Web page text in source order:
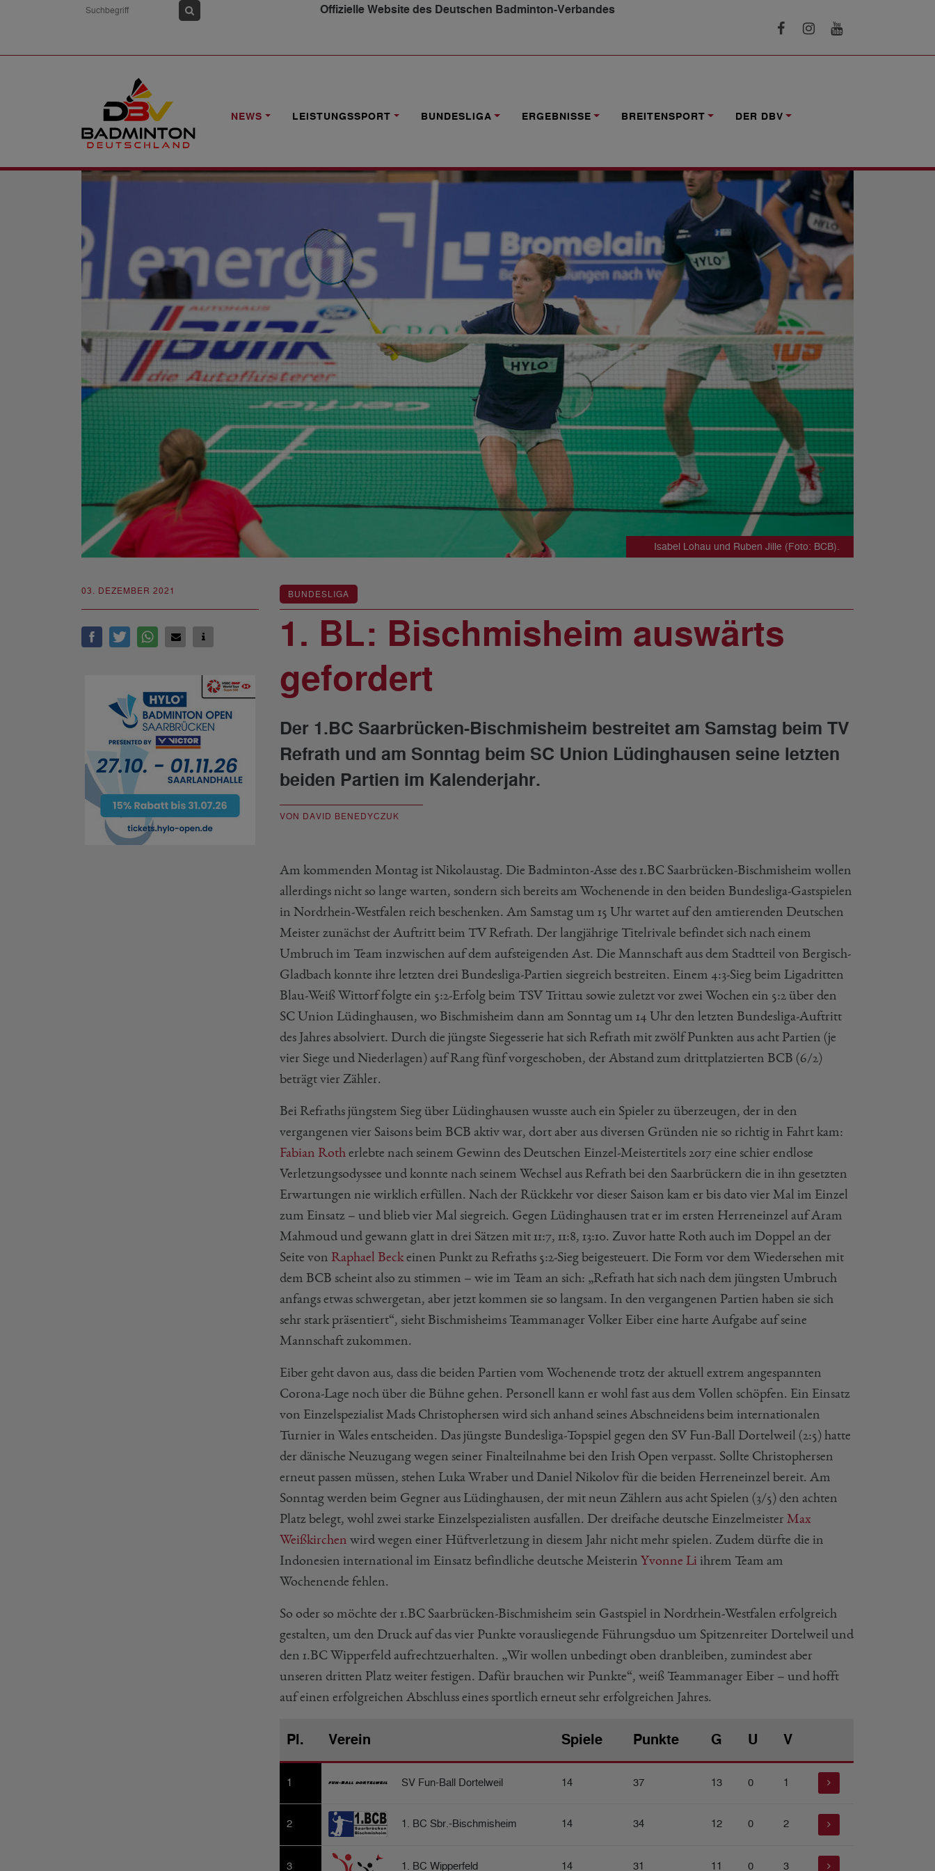
Offizielle Website des Deutschen Badminton-Verbandes
NEWS LEISTUNGSSPORT BUNDESLIGA ERGEBNISSE BREITENSPORT DER DBV
NEWS
Isabel Lohau und Ruben Jille (Foto: BCB).
03. DEZEMBER 2021 BUNDESLIGA
1. BL: Bischmisheim auswärts
gefordert
Der 1.BC Saarbrücken-Bischmisheim bestreitet am Samstag beim TV
Refrath und am Sonntag beim SC Union Lüdinghausen seine letzten
beiden Partien im Kalenderjahr.
VON DAVID BENEDYCZUK
Am kommenden Montag ist Nikolaustag. Die Badminton-Asse des 1.BC Saarbrücken-Bischmisheim wollen
allerdings nicht so lange warten, sondern sich bereits am Wochenende in den beiden Bundesliga-Gastspielen
in Nordrhein-Westfalen reich beschenken. Am Samstag um 15 Uhr wartet auf den amtierenden Deutschen
Meister zunächst der Auftritt beim TV Refrath. Der langjährige Titelrivale befindet sich nach einem
Umbruch im Team inzwischen auf dem aufsteigenden Ast. Die Mannschaft aus dem Stadtteil von Bergisch-
Gladbach konnte ihre letzten drei Bundesliga-Partien siegreich bestreiten. Einem 4:3-Sieg beim Ligadritten
Blau-Weiß Wittorf folgte ein 5:2-Erfolg beim TSV Trittau sowie zuletzt vor zwei Wochen ein 5:2 über den
SC Union Lüdinghausen, wo Bischmisheim dann am Sonntag um 14 Uhr den letzten Bundesliga-Auftritt
des Jahres absolviert. Durch die jüngste Siegesserie hat sich Refrath mit zwölf Punkten aus acht Partien (je
vier Siege und Niederlagen) auf Rang fünf vorgeschoben, der Abstand zum drittplatzierten BCB (6/2)
beträgt vier Zähler.
Bei Refraths jüngstem Sieg über Lüdinghausen wusste auch ein Spieler zu überzeugen, der in den
vergangenen vier Saisons beim BCB aktiv war, dort aber aus diversen Gründen nie so richtig in Fahrt kam:
Fabian Roth erlebte nach seinem Gewinn des Deutschen Einzel-Meistertitels 2017 eine schier endlose
Verletzungsodyssee und konnte nach seinem Wechsel aus Refrath bei den Saarbrückern die in ihn gesetzten
Erwartungen nie wirklich erfüllen. Nach der Rückkehr vor dieser Saison kam er bis dato vier Mal im Einzel
zum Einsatz – und blieb vier Mal siegreich. Gegen Lüdinghausen trat er im ersten Herreneinzel auf Aram
Mahmoud und gewann glatt in drei Sätzen mit 11:7, 11:8, 13:10. Zuvor hatte Roth auch im Doppel an der
Seite von Raphael Beck einen Punkt zu Refraths 5:2-Sieg beigesteuert. Die Form vor dem Wiedersehen mit
dem BCB scheint also zu stimmen – wie im Team an sich: „Refrath hat sich nach dem jüngsten Umbruch
anfangs etwas schwergetan, aber jetzt kommen sie so langsam. In den vergangenen Partien haben sie sich
sehr stark präsentiert“, sieht Bischmisheims Teammanager Volker Eiber eine harte Aufgabe auf seine
Mannschaft zukommen.
Eiber geht davon aus, dass die beiden Partien vom Wochenende trotz der aktuell extrem angespannten
Corona-Lage noch über die Bühne gehen. Personell kann er wohl fast aus dem Vollen schöpfen. Ein Einsatz
von Einzelspezialist Mads Christophersen wird sich anhand seines Abschneidens beim internationalen
Turnier in Wales entscheiden. Das jüngste Bundesliga-Topspiel gegen den SV Fun-Ball Dortelweil (2:5) hatte
der dänische Neuzugang wegen seiner Finalteilnahme bei den Irish Open verpasst. Sollte Christophersen
erneut passen müssen, stehen Luka Wraber und Daniel Nikolov für die beiden Herreneinzel bereit. Am
Sonntag werden beim Gegner aus Lüdinghausen, der mit neun Zählern aus acht Spielen (3/5) den achten
Platz belegt, wohl zwei starke Einzelspezialisten ausfallen. Der dreifache deutsche Einzelmeister Max
Weißkirchen wird wegen einer Hüftverletzung in diesem Jahr nicht mehr spielen. Zudem dürfte die in
Indonesien international im Einsatz befindliche deutsche Meisterin Yvonne Li ihrem Team am
Wochenende fehlen.
So oder so möchte der 1.BC Saarbrücken-Bischmisheim sein Gastspiel in Nordrhein-Westfalen erfolgreich
gestalten, um den Druck auf das vier Punkte vorausliegende Führungsduo um Spitzenreiter Dortelweil und
den 1.BC Wipperfeld aufrechtzuerhalten. „Wir wollen unbedingt oben dranbleiben, zumindest aber
unseren dritten Platz weiter festigen. Dafür brauchen wir Punkte“, weiß Teammanager Eiber – und hofft
auf einen erfolgreichen Abschluss eines sportlich erneut sehr erfolgreichen Jahres.
Pl. Verein Spiele Punkte G U V
1 SV Fun-Ball Dortelweil 14 37 13 0 1
2 1. BC Sbr.-Bischmisheim 14 34 12 0 2
3 1. BC Wipperfeld 14 31 11 0 3